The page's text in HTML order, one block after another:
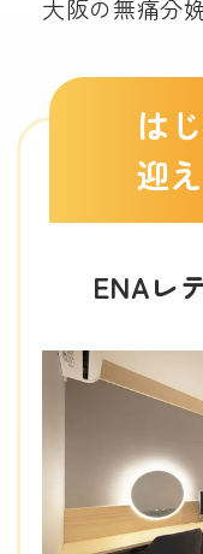
大阪の無痛分
は
迎
ENAレ